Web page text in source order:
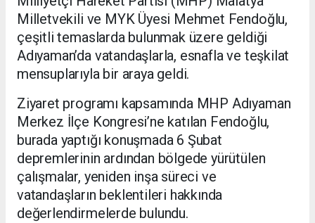
Milletvekili ve MYK Üyesi Mehmet Fendoğlu,
çeşitli temaslarda bulunmak üzere geldiği
Adıyaman’da vatandaşlarla, esnafla ve teşkilat
mensuplarıyla bir araya geldi.
Ziyaret programı kapsamında MHP Adıyaman
Merkez İlçe Kongresi’ne katılan Fendoğlu,
burada yaptığı konuşmada 6 Şubat
depremlerinin ardından bölgede yürütülen
çalışmalar, yeniden inşa süreci ve
vatandaşların beklentileri hakkında
değerlendirmelerde bulundu.